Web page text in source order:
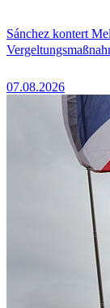
Sánchez kontert
07.08.2026